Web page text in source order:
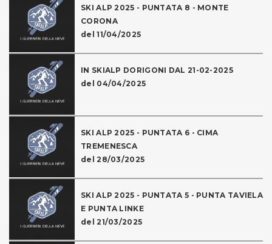
SKI ALP 2025 - PUNTATA 8 - MONTE
CORONA
del 11/04/2025
IN SKIALP DORIGONI DAL 21-02-2025
del 04/04/2025
SKI ALP 2025 - PUNTATA 6 - CIMA
TREMENESCA
del 28/03/2025
SKI ALP 2025 - PUNTATA 5 - PUNTA TAVIELA
E PUNTA LINKE
del 21/03/2025